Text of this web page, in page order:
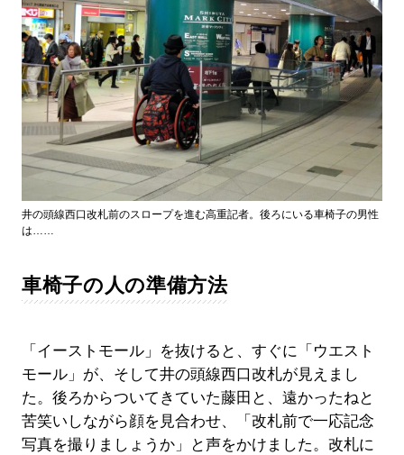
井の頭線西口改札前のスロープを進む高重記者。後ろにいる車椅子の男性
は……
車椅子の人の準備方法
「イーストモール」を抜けると、すぐに「ウエスト
モール」が、そして井の頭線西口改札が見えまし
た。後ろからついてきていた藤田と、遠かったねと
苦笑いしながら顔を見合わせ、「改札前で一応記念
写真を撮りましょうか」と声をかけました。改札に